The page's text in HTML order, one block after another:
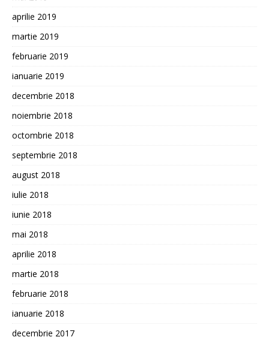
aprilie 2019
martie 2019
februarie 2019
ianuarie 2019
decembrie 2018
noiembrie 2018
octombrie 2018
septembrie 2018
august 2018
iulie 2018
iunie 2018
mai 2018
aprilie 2018
martie 2018
februarie 2018
ianuarie 2018
decembrie 2017